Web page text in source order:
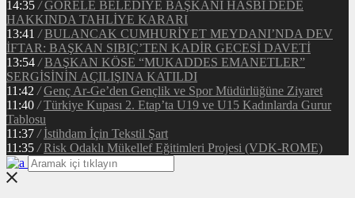
14:35 / GÖRELE BELEDİYE BAŞKANI HASBİ DEDE
HAKKINDA TAHLİYE KARARI
13:41 / BULANCAK CUMHURİYET MEYDANI’NDA DEV
İFTAR: BAŞKAN SIBIÇ’TEN KADİR GECESİ DAVETİ
13:54 / BAŞKAN KÖSE “MUKADDES EMANETLER”
SERGİSİNİN AÇILIŞINA KATILDI
11:42 / Genç Ar-Ge’den Gençlik ve Spor Müdürlüğüne Ziyaret
11:40 / Türkiye Kupası 2. Etap’ta U19 ve U15 Kadınlarda Gurur
Tablosu
11:37 / İstihdam İçin Tekstil Şart
11:35 / Risk Odaklı Mükellef Eğitimleri Projesi (VDK-ROME)